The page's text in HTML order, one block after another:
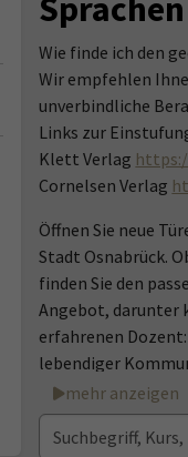
Sprachen
Wie finde ich den
Wir empfehlen
unverbindliche
Links zur
Klett Verlag
Cornelsen Verlag
Öffnen Sie neue
Stadt Osnabrück.
finden Sie den
Angebot, darunter
erfahrenen
lebendiger
mehr anzeigen